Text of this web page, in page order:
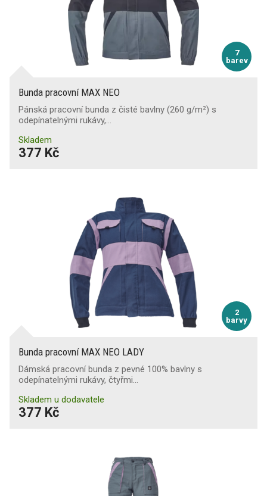
7
barev
Bunda pracovní MAX NEO
Pánská pracovní bunda z čisté bavlny (260 g/m²) s
odepínatelnými rukávy,…
Skladem
377 Kč
2
barvy
Bunda pracovní MAX NEO LADY
Dámská pracovní bunda z pevné 100% bavlny s
odepínatelnými rukávy, čtyřmi…
Skladem u dodavatele
377 Kč